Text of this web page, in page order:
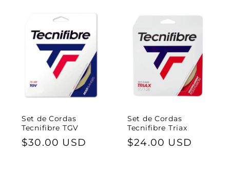
Set de Cordas
Tecnifibre TGV
Preço
$30.00 USD
Set de Cordas
Tecnifibre Triax
Preço
$24.00 USD